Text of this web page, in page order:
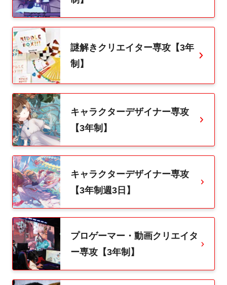
謎解きクリエイター専攻【3年
制】
キャラクターデザイナー専攻
【3年制】
キャラクターデザイナー専攻
【3年制週3日】
プロゲーマー・動画クリエイタ
ー専攻【3年制】